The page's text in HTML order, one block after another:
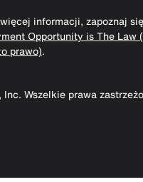
informacji, zapoznaj
Opportunity is The Law
prawo).
Inc. Wszelkie prawa